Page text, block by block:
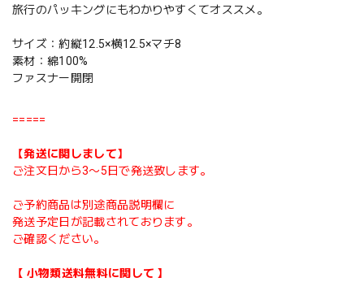
旅行のパッキングにもわかりやすくてオススメ。
サイズ：約縦12.5×横12.5×マチ8
素材：綿100%
ファスナー開閉
=====
【発送に関しまして】
ご注文日から3〜5日で発送致します。
ご予約商品は別途商品説明欄に
発送予定日が記載されております。
ご確認ください。
【 小物類送料無料に関して 】